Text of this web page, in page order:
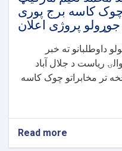
پروژی
اعلان
چوک کاسه برج پوری
جوړولو پروژی اعلان
داوطلبانو ته خبر
ریاست د جلال آباد
تر مخابراتو چوک کاسه
Read more
د